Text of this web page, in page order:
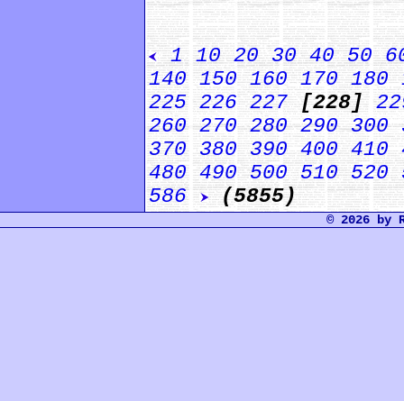
1 10 20 30 40 50
140 150 160 170 180
225 226 227 [228]
260 270 280 290 300
370 380 390 400 410
480 490 500 510 520
586
(5855)
© 2026 by